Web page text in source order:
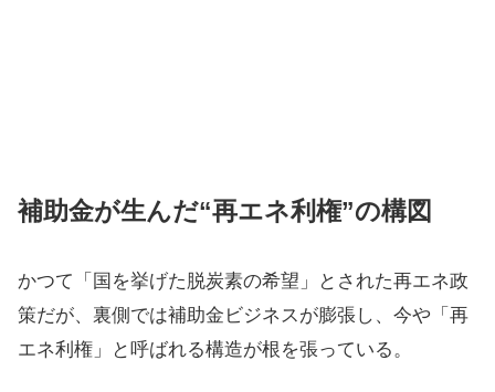
補助金が生んだ“再エネ利権”の構図
かつて「国を挙げた脱炭素の希望」とされた再エネ政
策だが、裏側では補助金ビジネスが膨張し、今や「再
エネ利権」と呼ばれる構造が根を張っている。